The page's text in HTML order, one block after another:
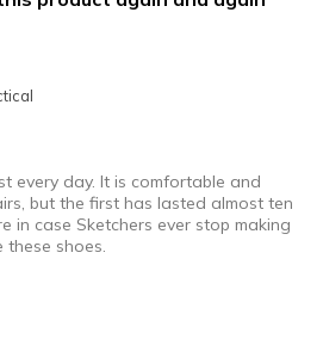
every day. It is comfortable and
but the first has lasted almost ten
in case Sketchers ever stop making
these shoes.